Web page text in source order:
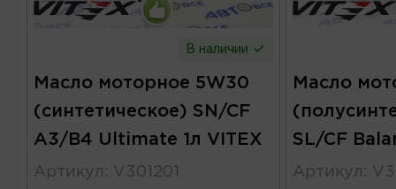
В наличии
Масло моторное 5W30
(синтетическое) SN/CF
A3/B4 Ultimate 1л VITEX
Артикул : V301201
Масло
SL/CF
Артикул :